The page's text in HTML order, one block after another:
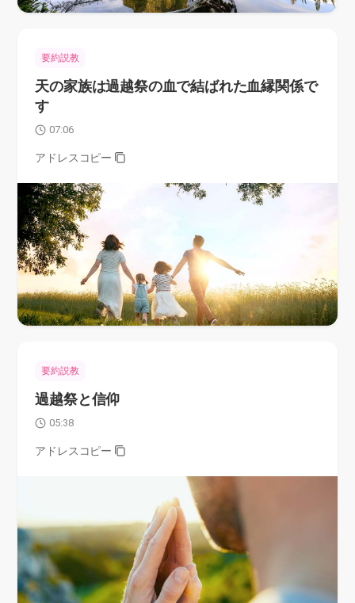
要約説教
天の家族は過越祭の血で結ばれた血縁関係で
す
07:06
アドレスコピー
要約説教
過越祭と信仰
05:38
アドレスコピー